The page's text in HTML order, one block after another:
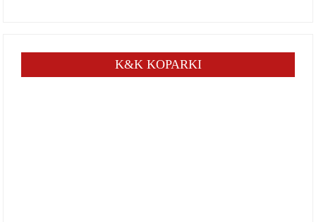
K&K KOPARKI